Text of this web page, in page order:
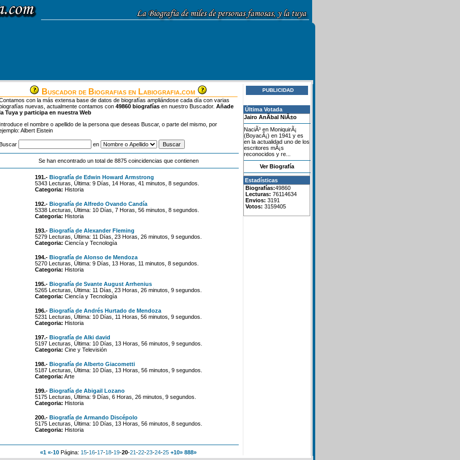
Buscador de Biografias en Labiografia.com
con la más extensa base de datos de biografías ampliándose cada día con varias
nuevas, actualmente contamos con 49860 biografías en nuestro Buscador. Añade
Tuya y participa en nuestra Web
Introduce el nombre o apellido de la persona que deseas Buscar, o parte del mismo, por
Albert Eistein
en
Se han encontrado un total de 8875 coincidencias que contienen
191.- Biografía de Edwin Howard Armstrong
5343 Lecturas, Última: 9 Días, 14 Horas, 41 minutos, 8 segundos.
Categoria: Historia
192.- Biografía de Alfredo Ovando Candía
5338 Lecturas, Última: 10 Días, 7 Horas, 56 minutos, 8 segundos.
Categoria: Historia
193.- Biografía de Alexander Fleming
5279 Lecturas, Última: 11 Días, 23 Horas, 26 minutos, 9 segundos.
Categoria: Ciencía y Tecnología
194.- Biografía de Alonso de Mendoza
5270 Lecturas, Última: 9 Días, 13 Horas, 11 minutos, 8 segundos.
Categoria: Historia
195.- Biografía de Svante August Arrhenius
5265 Lecturas, Última: 11 Días, 23 Horas, 26 minutos, 9 segundos.
Categoria: Ciencía y Tecnología
196.- Biografía de Andrés Hurtado de Mendoza
5231 Lecturas, Última: 10 Días, 11 Horas, 56 minutos, 9 segundos.
Categoria: Historia
197.- Biografía de Alki david
5197 Lecturas, Última: 10 Días, 13 Horas, 56 minutos, 9 segundos.
Categoria: Cine y Televisión
198.- Biografía de Alberto Giacometti
5187 Lecturas, Última: 10 Días, 13 Horas, 56 minutos, 9 segundos.
Categoria: Arte
199.- Biografía de Abigail Lozano
5175 Lecturas, Última: 9 Días, 6 Horas, 26 minutos, 9 segundos.
Categoria: Historia
200.- Biografía de Armando Discépolo
5175 Lecturas, Última: 10 Días, 13 Horas, 56 minutos, 8 segundos.
Categoria: Historia
«1 «-10 Página: 15-16-17-18-19-20-21-22-23-24-25 +10» 888»
PUBLICIDAD
Última Votada
Jairo AnÃ­bal NiÃ±o
NaciÃ³ en MoniquirÃ¡
(BoyacÃ¡) en 1941 y es
en la actualidad uno de los
escritores mÃ¡s
reconocidos y re...
Ver Biografía
Estadísticas
Biografías:49860
Lecturas: 76114634
Envios: 3191
Votos: 3159405